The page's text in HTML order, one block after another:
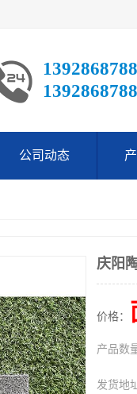
公司动态
庆阳
价格：
产品数
发货地